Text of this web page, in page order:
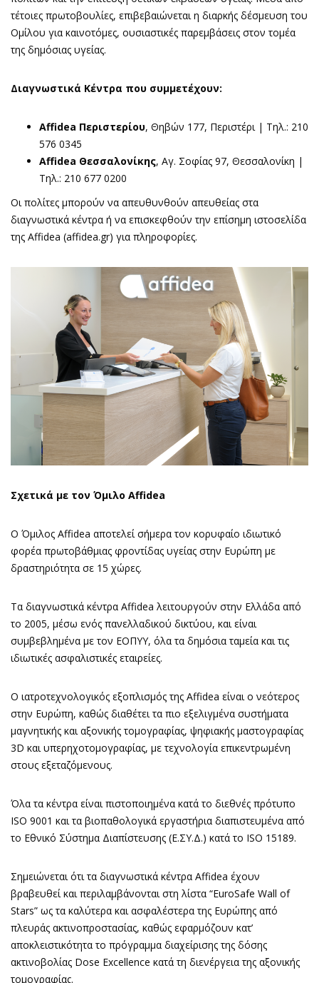
τέτοιες πρωτοβουλίες, επιβεβαιώνεται η διαρκής δέσμευση του
Ομίλου για καινοτόμες, ουσιαστικές παρεμβάσεις στον τομέα
της δημόσιας υγείας.
Διαγνωστικά Κέντρα που συμμετέχουν:
Affidea Περιστερίου, Θηβών 177, Περιστέρι | Τηλ.: 210
576 0345
Affidea Θεσσαλονίκης, Αγ. Σοφίας 97, Θεσσαλονίκη |
Τηλ.: 210 677 0200
Οι πολίτες μπορούν να απευθυνθούν απευθείας στα
διαγνωστικά κέντρα ή να επισκεφθούν την επίσημη ιστοσελίδα
της Affidea (affidea.gr) για πληροφορίες.
Σχετικά με τον Όμιλο Affidea
Ο Όμιλος Affidea αποτελεί σήμερα τον κορυφαίο ιδιωτικό
φορέα πρωτοβάθμιας φροντίδας υγείας στην Ευρώπη με
δραστηριότητα σε 15 χώρες.
Τα διαγνωστικά κέντρα Affidea λειτουργούν στην Ελλάδα από
το 2005, μέσω ενός πανελλαδικού δικτύου, και είναι
συμβεβλημένα με τον ΕΟΠΥΥ, όλα τα δημόσια ταμεία και τις
ιδιωτικές ασφαλιστικές εταιρείες.
Ο ιατροτεχνολογικός εξοπλισμός της Affidea είναι ο νεότερος
στην Ευρώπη, καθώς διαθέτει τα πιο εξελιγμένα συστήματα
μαγνητικής και αξονικής τομογραφίας, ψηφιακής μαστογραφίας
3D και υπερηχοτομογραφίας, με τεχνολογία επικεντρωμένη
στους εξεταζόμενους.
Όλα τα κέντρα είναι πιστοποιημένα κατά το διεθνές πρότυπο
ISO 9001 και τα βιοπαθολογικά εργαστήρια διαπιστευμένα από
το Εθνικό Σύστημα Διαπίστευσης (Ε.ΣΥ.Δ.) κατά το ISO 15189.
Σημειώνεται ότι τα διαγνωστικά κέντρα Affidea έχουν
βραβευθεί και περιλαμβάνονται στη λίστα “EuroSafe Wall of
Stars” ως τα καλύτερα και ασφαλέστερα της Ευρώπης από
πλευράς ακτινοπροστασίας, καθώς εφαρμόζουν κατ’
αποκλειστικότητα το πρόγραμμα διαχείρισης της δόσης
ακτινοβολίας Dose Excellence κατά τη διενέργεια της αξονικής
τομογραφίας.